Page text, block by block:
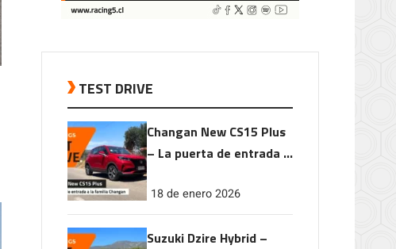
TEST DRIVE
Changan New CS15 Plus
– La puerta de entrada a
18 de enero 2026
Suzuki Dzire Hybrid –